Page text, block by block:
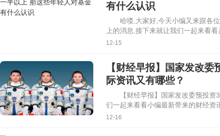
有什么认识
哈喽,大家好,今天小编又来跟各
上的消息,接下来就让我们一起来看
12-15
【财经早报】国家发改
际资讯又有哪些？
【财经早报】国家发改委预投
们一起来看看小编最新带来的财经资
12-16